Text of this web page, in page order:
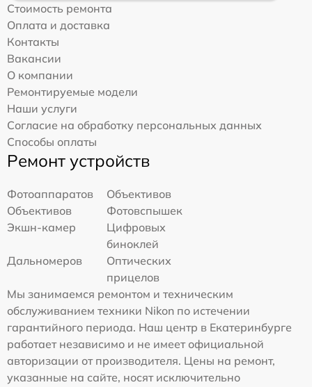
Стоимость ремонта
Оплата и доставка
Контакты
Вакансии
О компании
Ремонтируемые модели
Наши услуги
Согласие на обработку персональных данных
Способы оплаты
Ремонт устройств
Фотоаппаратов
Объективов
Объективов
Фотовспышек
Экшн-камер
Цифровых
биноклей
Дальномеров
Оптических
прицелов
Мы занимаемся ремонтом и техническим
обслуживанием техники Nikon по истечении
гарантийного периода. Наш центр в Екатеринбурге
работает независимо и не имеет официальной
авторизации от производителя. Цены на ремонт,
указанные на сайте, носят исключительно